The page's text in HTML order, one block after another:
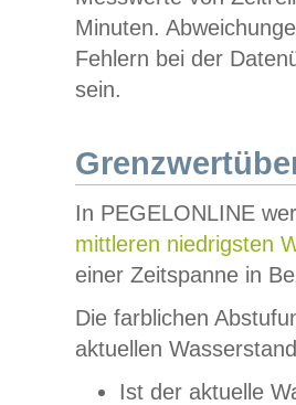
Minuten.
Fehlern bei der
sein.
In PEGELONLINE
mittleren niedrigsten
einer Zeitspanne in
Die farblichen
aktuellen
Ist der aktuelle